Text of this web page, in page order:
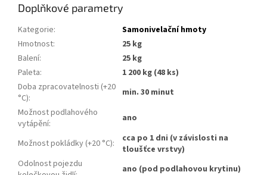
Doplňkové parametry
Kategorie:
Samonivelační hmoty
Hmotnost:
25 kg
Balení:
25 kg
Paleta:
1 200 kg (48 ks)
Doba zpracovatelnosti (+20
°C):
min. 30 minut
Možnost podlahového
vytápění: ano
Možnost pokládky (+20 °C):
cca po 1 dni (v závislosti na
tloušťce vrstvy)
Odolnost pojezdu
ano (pod podlahovou krytinu)